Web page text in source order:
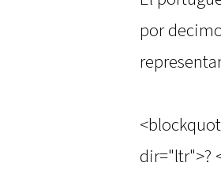
por
dir="ltr">?